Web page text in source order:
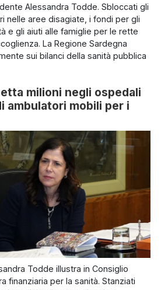
Alessandra Todde. Sbloccati gli
nelle aree disagiate, i fondi per gli
e gli aiuti alle famiglie per le rette
La Regione Sardegna
sui bilanci della sanità pubblica
milioni negli ospedali
ambulatori mobili per i
Todde illustra in Consiglio
finanziaria per la sanità. Stanziati